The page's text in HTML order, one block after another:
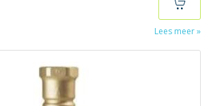
Lees meer »